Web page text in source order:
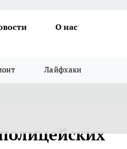
О нас
Лайфхаки